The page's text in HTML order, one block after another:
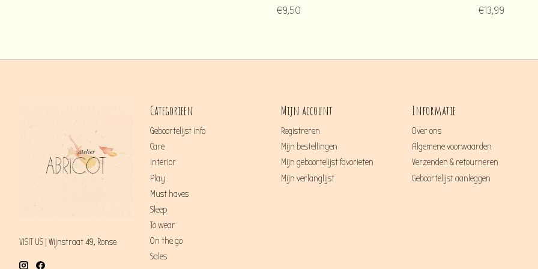
€9,50 €13,99
VISIT US | Wijnstraat 49, Ronse
Categorieën
Geboortelijst info
Care
Interior
Play
Must haves
Sleep
To wear
On the go
Sales
Mijn account
Registreren
Mijn bestellingen
Mijn geboortelijst favorieten
Mijn verlanglijst
Informatie
Over ons
Algemene voorwaarden
Verzenden & retourneren
Geboortelijst aanleggen